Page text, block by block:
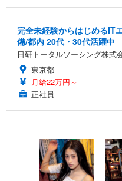
完全未経験からはじめるIT
備/都内 20代・30代活躍中
日研トータルソーシング株式
東京都
月給22万円～
正社員